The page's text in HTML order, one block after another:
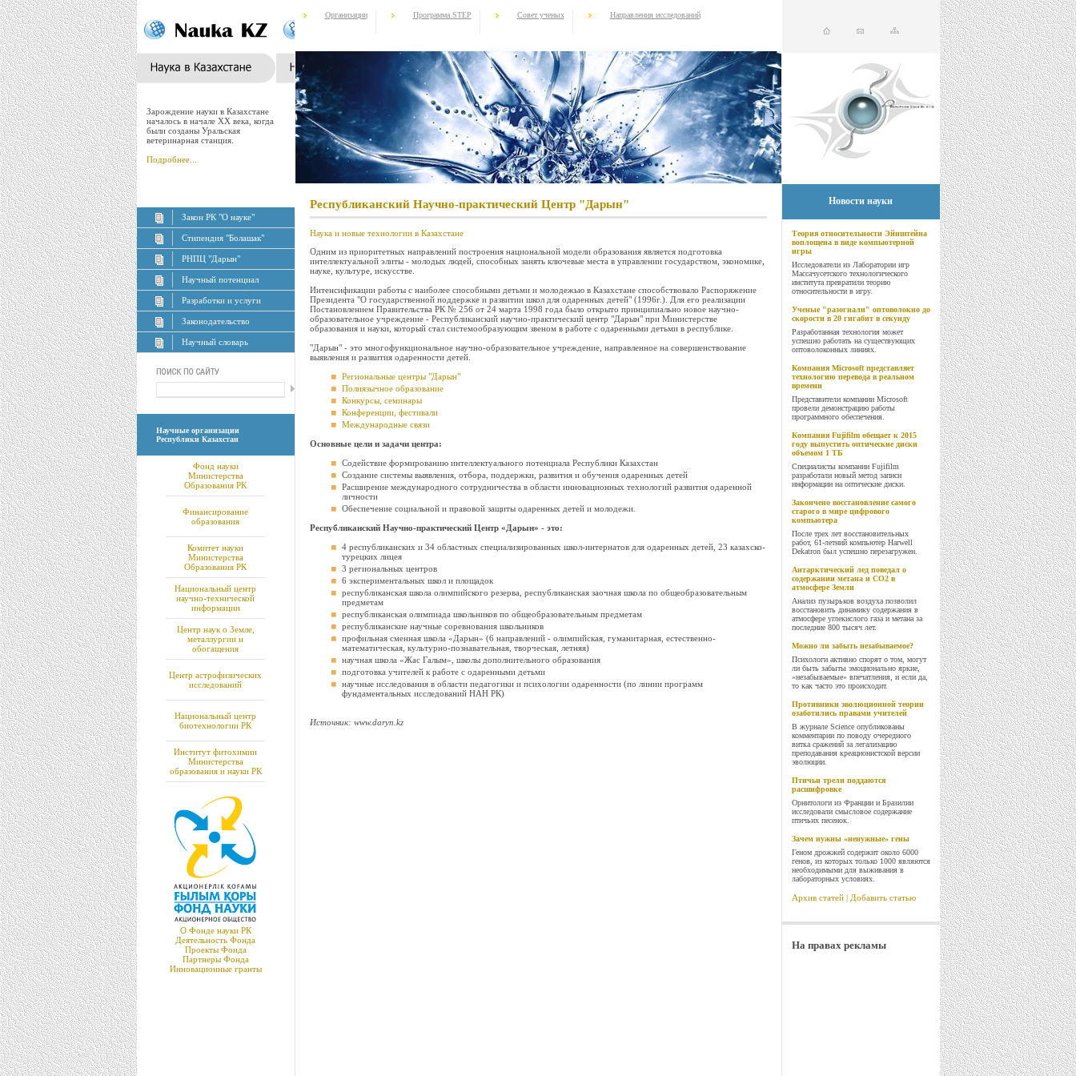
Зарождение науки в Казахстане
началось в начале XX века, когда
были созданы Уральская
ветеринарная станция.
Подробнее...
Закон РК "О науке"
Стипендия "Болашак"
РНПЦ "Дарын"
Научный потенциал
Разработки и услуги
Законодательство
Научный словарь
Научные организации
Республики Казахстан
Фонд науки
Министерства
Образования РК
Финансирование
образования
Комитет науки
Министерства
Образования РК
Национальный центр
научно-технической
информации
Центр наук о Земле,
металлургии и
обогащения
Центр астрофизических
исследований
Национальный центр
биотехнологии РК
Институт фитохимии
Министерства
образования и науки РК
О Фонде науки РК
Деятельность Фонда
Проекты Фонда
Партнеры Фонда
Инновационные гранты
Организации Программа STEP Совет ученых Направления исследований
Республиканский Научно-практический Центр "Дарын"
Наука и новые технологии в Казахстане
Одним из приоритетных направлений построения национальной модели образования является подготовка
интеллектуальной элиты - молодых людей, способных занять ключевые места в управлении государством, экономике,
науке, культуре, искусстве.
Интенсификации работы с наиболее способными детьми и молодежью в Казахстане способствовало Распоряжение
Президента "О государственной поддержке и развитии школ для одаренных детей" (1996г.). Для его реализации
Постановлением Правительства РК № 256 от 24 марта 1998 года было открыто принципиально новое научно-
образовательное учреждение - Республиканский научно-практический центр "Дарын" при Министерстве
образования и науки, который стал системообразующим звеном в работе с одаренными детьми в республике.
"Дарын" - это многофункциональное научно-образовательное учреждение, направленное на совершенствование
выявления и развития одаренности детей.
Региональные центры "Дарын"
Полиязычное образование
Конкурсы, семинары
Конференции, фестивали
Международные связи
Основные цели и задачи центра:
Содействие формированию интеллектуального потенциала Республики Казахстан
Создание системы выявления, отбора, поддержки, развития и обучения одаренных детей
Расширение международного сотрудничества в области инновационных технологий развития одаренной
личности
Обеспечение социальной и правовой защиты одаренных детей и молодежи.
Республиканский Научно-практический Центр «Дарын» - это:
4 республиканских и 34 областных специализированных школ-интернатов для одаренных детей, 23 казахско-
турецких лицея
3 региональных центров
6 экспериментальных школ и площадок
республиканская школа олимпийского резерва, республиканская заочная школа по общеобразовательным
предметам
республиканская олимпиада школьников по общеобразовательным предметам
республиканские научные соревнования школьников
профильная сменная школа «Дарын» (6 направлений - олимпийская, гуманитарная, естественно-
математическая, культурно-познавательная, творческая, летняя)
научная школа «Жас Галым», школы дополнительного образования
подготовка учителей к работе с одаренными детьми
научные исследования в области педагогики и психологии одаренности (по линии программ
фундаментальных исследований НАН РК)
Источник: www.daryn.kz
Новости науки
Теория относительности Эйнштейна
воплощена в виде компьютерной
игры
Исследователи из Лаборатории игр
Массачусетского технологического
института превратили теорию
относительности в игру.
Ученые "разогнали" оптоволокно до
скорости в 20 гигабит в секунду
Разработанная технология может
успешно работать на существующих
оптоволоконных линиях.
Компания Microsoft представляет
технологию перевода в реальном
времени
Представители компании Microsoft
провели демонстрацию работы
программного обеспечения.
Компания Fujifilm обещает к 2015
году выпустить оптические диски
объемом 1 ТБ
Специалисты компании Fujifilm
разработали новый метод записи
информации на оптические диски.
Закончено восстановление самого
старого в мире цифрового
компьютера
После трех лет восстановительных
работ, 61-летний компьютер Harwell
Dekatron был успешно перезагружен.
Антарктический лед поведал о
содержании метана и CO2 в
атмосфере Земли
Анализ пузырьков воздуха позволил
восстановить динамику содержания в
атмосфере углекислого газа и метана за
последние 800 тысяч лет.
Можно ли забыть незабываемое?
Психологи активно спорят о том, могут
ли быть забыты эмоционально яркие,
«незабываемые» впечатления, и если да,
то как часто это происходит.
Противники эволюционной теории
озаботились правами учителей
В журнале Science опубликованы
комментарии по поводу очередного
витка сражений за легализацию
преподавания креационистской версии
эволюции.
Птичьи трели поддаются
расшифровке
Орнитологи из Франции и Бразилии
исследовали смысловое содержание
птичьих песенок.
Зачем нужны «ненужные» гены
Геном дрожжей содержит около 6000
генов, из которых только 1000 являются
необходимыми для выживания в
лабораторных условиях.
Архив статей| Добавить статью
На правах рекламы